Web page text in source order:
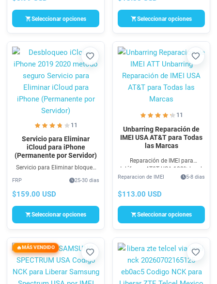
créditos de servidor para GAPro
Login Tool.
Seleccionar opciones Seleccionar opciones
Favorito
11
Servicio para Eliminar
iCloud para iPhone
(Permanente por Servidor)
Servicio para Eliminar bloqueo
versiones y modelos que
presenta el problema de pantalla
FRP 25-30 dias
$159.00 USD
Seleccionar opciones
11
Unbarring Reparación de
IMEI USA AT&T para Todas
las Marcas
Reparación de IMEI para
teléfonos AT&T USA 100% legal,
todas las marcas & modelos
tu AT&T USA
Reparacion de IMEI 5-8 dias
$113.00 USD
Seleccionar opciones
MÁS VENDIDO
Favorito